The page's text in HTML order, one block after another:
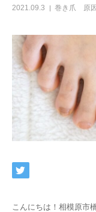
2021.09.3 巻き爪 原
こんにちは！相模原市
料金表
店舗情報
Q＆A
告知/SNS